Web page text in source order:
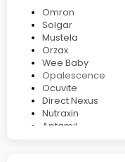
Omron
Solgar
Mustela
Orzax
Wee Baby
Opalescence
Ocuvite
Direct Nexus
Nutraxin
Aptamil